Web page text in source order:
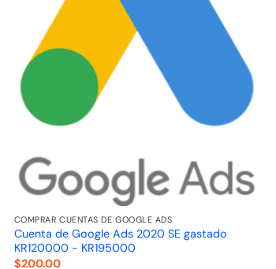
COMPRAR CUENTAS DE GOOGLE ADS
Cuenta de Google Ads 2020 SE gastado
KR120000 - KR195000
$200.00